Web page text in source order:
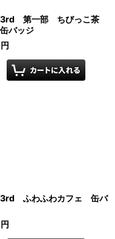
3rd 第一部 ちびっこ茶
バッジ
円
3rd ふわふわカフェ 缶バ
円